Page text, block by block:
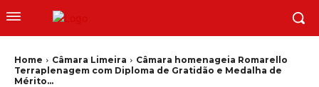
Home Câmara Limeira
Câmara homenageia Romarello
Terraplenagem com Diploma de Gratidão e Medalha de
Mérito...